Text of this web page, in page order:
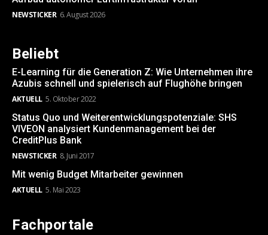
NEWSTICKER 6. August 2026
Beliebt
E-Learning für die Generation Z: Wie Unternehmen ihre
Azubis schnell und spielerisch auf Flughöhe bringen
AKTUELL 5. Oktober 2022
Status Quo und Weiterentwicklungspotenziale: SHS
VIVEON analysiert Kundenmanagement bei der
CreditPlus Bank
NEWSTICKER 8. Juni 2017
Mit wenig Budget Mitarbeiter gewinnen
AKTUELL 5. Mai 2023
Fachportale